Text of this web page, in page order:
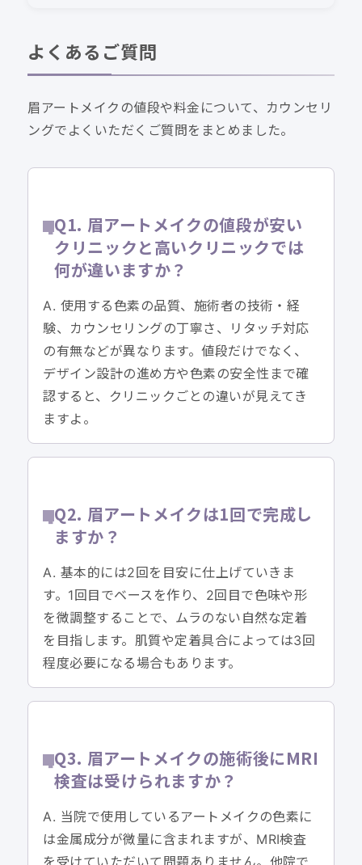
よくあるご質問
眉アートメイクの値段や料金について、カウンセリ
ングでよくいただくご質問をまとめました。
Q1. 眉アートメイクの値段が安い
クリニックと高いクリニックでは
何が違いますか？
A. 使用する色素の品質、施術者の技術・経
験、カウンセリングの丁寧さ、リタッチ対応
の有無などが異なります。値段だけでなく、
デザイン設計の進め方や色素の安全性まで確
認すると、クリニックごとの違いが見えてき
ますよ。
Q2. 眉アートメイクは1回で完成し
ますか？
A. 基本的には2回を目安に仕上げていきま
す。1回目でベースを作り、2回目で色味や形
を微調整することで、ムラのない自然な定着
を目指します。肌質や定着具合によっては3回
程度必要になる場合もあります。
Q3. 眉アートメイクの施術後にMRI
検査は受けられますか？
A. 当院で使用しているアートメイクの色素に
は金属成分が微量に含まれますが、MRI検査
を受けていただいて問題ありません。他院で